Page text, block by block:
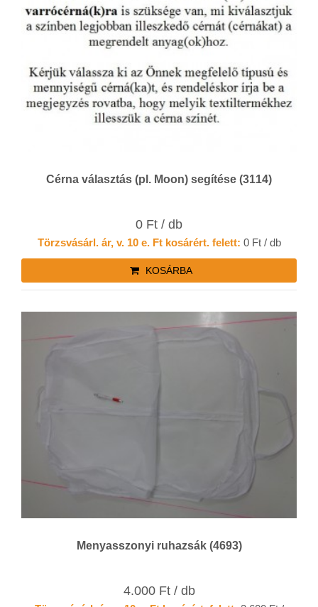
Cérna választás (pl. Moon) segítése (3114)
0 Ft / db
Törzsvásárl. ár, v. 10 e. Ft kosárért. felett: 0 Ft / db
KOSÁRBA
Menyasszonyi ruhazsák (4693)
4.000 Ft / db